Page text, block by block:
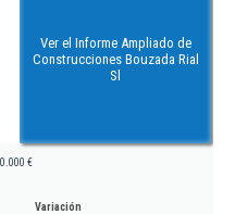
Ver el Informe Ampliado de
Construcciones Bouzada Rial
Sl
€
Variación